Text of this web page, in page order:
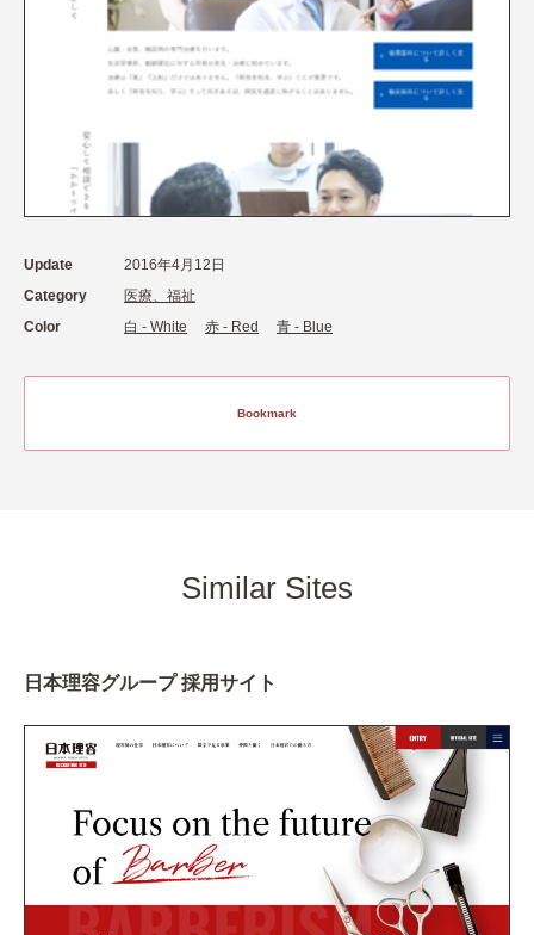
Update
2016年4月12日
Category
医療、福祉
Color
白 - White 赤 - Red 青 - Blue
Bookmark
Similar Sites
日本理容グループ 採用サイト